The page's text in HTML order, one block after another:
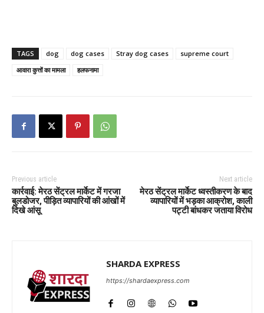
TAGS dog dog ​​cases Stray dog cases
supreme court
आवारा कुत्तों का मामला
हलफनामा
Previous article
कार्रवाई: मेरठ सेंट्रल मार्केट में गरजा
बुलडोजर, पीड़ित व्यापारियों की आंखों में
दिखे आंसू
Next article
मेरठ सेंट्रल मार्केट ध्वस्तीकरण के बाद
व्यापारियों में भड़का आक्रोश, काली
पट्टी बांधकर जताया विरोध
SHARDA EXPRESS
https://shardaexpress.com